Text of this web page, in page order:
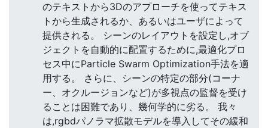
のテキストから3Dのアプローチを使ってテキス
トから生成されるか、あるいはユーザによって
提供される。 シーンのレイアウトを設定し,オブ
ジェクトを自動的に配置するために,最適化プロ
セス中にParticle Swarm Optimization手法を適
用する。 さらに、シーンの特定の部分(コーナ
ー、オクルージョンなど)が多視点の監督を受け
ることは困難であり、幾何学的に劣る。 我々
は,rgbdパノラマ拡散モデルを導入してその緩和